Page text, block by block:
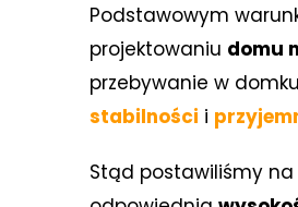
Podstawowym
projektowaniu domu
przebywanie w
stabilności i
Stąd postawiliśmy